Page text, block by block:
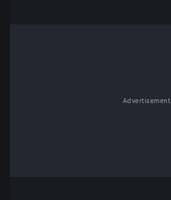
Advertisement